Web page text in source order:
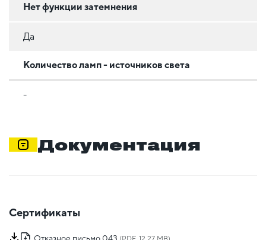
Нет функции затемнения
Да
Количество ламп - источников света
-
Документация
Сертификаты